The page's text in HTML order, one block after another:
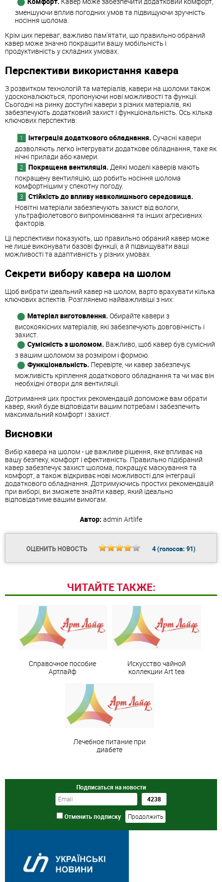
зменшуючи вплив погодних умов та підвищуючи зручність
носіння шолома.
Крім цих переваг, важливо пам'ятати, що правильно обраний
кавер може значно покращити вашу мобільність і
продуктивність у складних умовах.
Перспективи використання кавера
З розвитком технологій та матеріалів, кавери на шоломи також
удосконалюються, пропонуючи нові можливості та функції.
Сьогодні на ринку доступні кавери з різних матеріалів, які
забезпечують додатковий захист і функціональність. Ось кілька
ключових перспектив:
Інтеграція додаткового обладнання. Сучасні кавери
дозволяють легко інтегрувати додаткове обладнання, таке як
нічні прилади або камери.
Покращена вентиляція. Деякі моделі каверів мають
покращену вентиляцію, що робить носіння шолома
комфортнішим у спекотну погоду.
Стійкість до впливу навколишнього середовища.
Новітні матеріали забезпечують захист від вологи,
ультрафіолетового випромінювання та інших агресивних
факторів.
Ці перспективи показують, що правильно обраний кавер може
не лише виконувати базові функції, а й підвищувати ваші
можливості та адаптивність у різних умовах.
Секрети вибору кавера на шолом
Щоб вибрати ідеальний кавер на шолом, варто врахувати кілька
ключових аспектів. Розглянемо найважливіші з них:
Матеріал виготовлення. Обирайте кавери з
високоякісних матеріалів, які забезпечують довговічність і
захист.
Сумісність з шоломом. Важливо, щоб кавер був сумісний
з вашим шоломом за розміром і формою.
Функціональність. Перевірте, чи кавер забезпечує
можливість кріплення додаткового обладнання та чи має він
необхідні отвори для вентиляції.
Дотримання цих простих рекомендацій допоможе вам обрати
кавер, який буде відповідати вашим потребам і забезпечить
максимальний комфорт і захист.
Висновки
Вибір кавера на шолом - це важливе рішення, яке впливає на
вашу безпеку, комфорт і ефективність. Правильно підібраний
кавер забезпечує захист шолома, покращує маскування та
комфорт, а також відкриває нові можливості для інтеграції
додаткового обладнання. Дотримуючись простих рекомендацій
при виборі, ви зможете знайти кавер, який ідеально
відповідатиме вашим вимогам.
Автор: admin Artlife
ОЦЕНИТЬ НОВОСТЬ 4(голосов: 91)
ЧИТАЙТЕ ТАКЖЕ:
Справочное пособие
Артлайф
Искусство чайной
коллекции Art teа
Лечебное питание при
диабете
Подписаться на новости
Отменить подписку